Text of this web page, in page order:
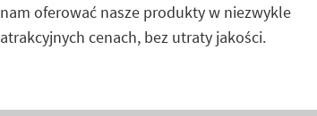
nam oferować nasze produkty w niezwykle
atrakcyjnych cenach, bez utraty jakości.